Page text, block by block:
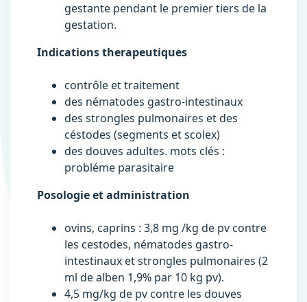
gestante pendant le premier tiers de la
gestation.
Indications therapeutiques
contrôle et traitement
des nématodes gastro-intestinaux
des strongles pulmonaires et des
céstodes (segments et scolex)
des douves adultes. mots clés :
probléme parasitaire
Posologie et administration
ovins, caprins : 3,8 mg /kg de pv contre
les cestodes, nématodes gastro-
intestinaux et strongles pulmonaires (2
ml de alben 1,9% par 10 kg pv).
4,5 mg/kg de pv contre les douves